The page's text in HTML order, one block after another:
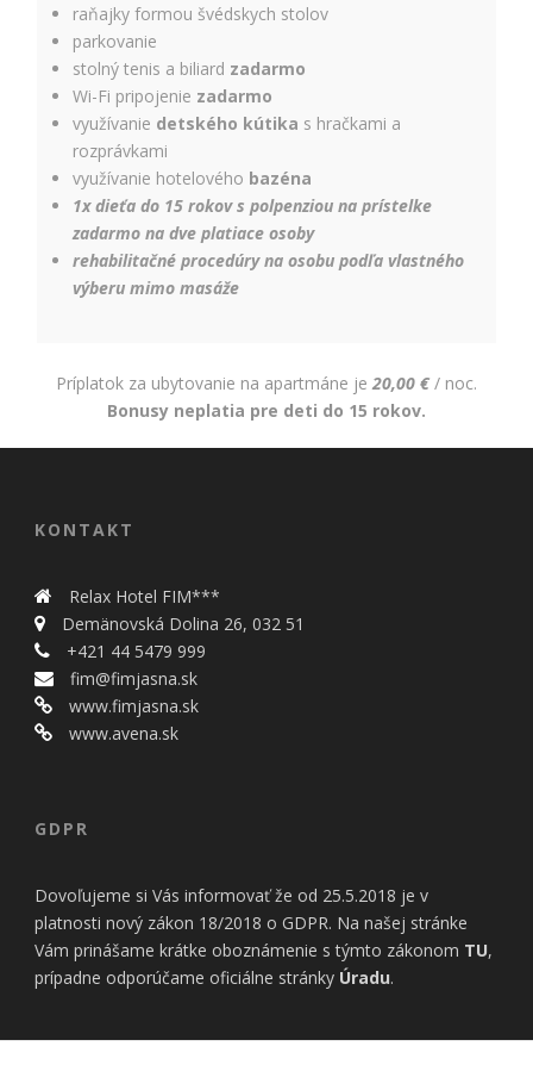
raňajky formou švédskych stolov
parkovanie
stolný tenis a biliard zadarmo
Wi-Fi pripojenie zadarmo
využívanie detského kútika s hračkami a
rozprávkami
využívanie hotelového bazéna
1x dieťa do 15 rokov s polpenziou na prístelke
zadarmo na dve platiace osoby
rehabilitačné procedúry na osobu podľa vlastného
výberu mimo masáže
Príplatok za ubytovanie na apartmáne je 20,00 € / noc.
Bonusy neplatia pre deti do 15 rokov.
KONTAKT
Relax Hotel FIM***
Demänovská Dolina 26, 032 51
+421 44 5479 999
fim@fimjasna.sk
www.fimjasna.sk
www.avena.sk
GDPR
Dovoľujeme si Vás informovať že od 25.5.2018 je v
platnosti nový zákon 18/2018 o GDPR. Na našej stránke
Vám prinášame krátke oboznámenie s týmto zákonom TU,
prípadne odporúčame oficiálne stránky Úradu.